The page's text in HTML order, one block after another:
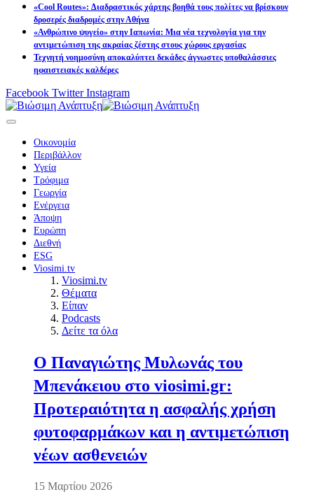
«Cool Routes»: Διαδραστικός χάρτης βοηθά τους πολίτες να βρίσκουν
δροσερές διαδρομές στην Αθήνα
«Ανθρώπινο ψυγείο» στην Ιαπωνία: Μια νέα τεχνολογία για την
αντιμετώπιση της ακραίας ζέστης στους χώρους εργασίας
Τεχνητή νοημοσύνη αποκαλύπτει δεκάδες άγνωστες υποθαλάσσιες
ηφαιστειακές καλδέρες
Facebook Twitter Instagram
Οικονομία
Περιβάλλον
Υγεία
Τρόφιμα
Γεωργία
Ενέργεια
Άποψη
Ευρώπη
Διεθνή
ESG
Viosimi.tv
Viosimi.tv
Θέματα
Είπαν
Podcasts
Δείτε τα όλα
Ο Παναγιώτης Μυλωνάς του
Μπενάκειου στο viosimi.gr:
Προτεραιότητα η ασφαλής χρήση
φυτοφαρμάκων και η αντιμετώπιση
νέων ασθενειών
15 Μαρτίου 2026